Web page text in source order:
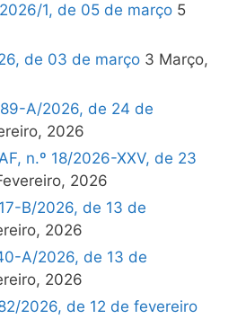
1, de 05 de março 5
de 03 de março 3 Março,
A/2026, de 24 de
2026
n.º 18/2026-XXV, de 23
2026
B/2026, de 13 de
2026
A/2026, de 13 de
2026
2026, de 12 de fevereiro